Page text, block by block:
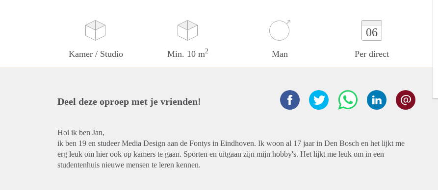
Kamer / Studio Min. 10 m2 Man
06
Per direct
Deel deze oproep met je vrienden!
Hoi ik ben Jan,
ik ben 19 en studeer Media Design aan de Fontys in Eindhoven. Ik woon al 17 jaar in Den Bosch en het lijkt me
erg leuk om hier ook op kamers te gaan. Sporten en uitgaan zijn mijn hobby's. Het lijkt me leuk om in een
studentenhuis nieuwe mensen te leren kennen.